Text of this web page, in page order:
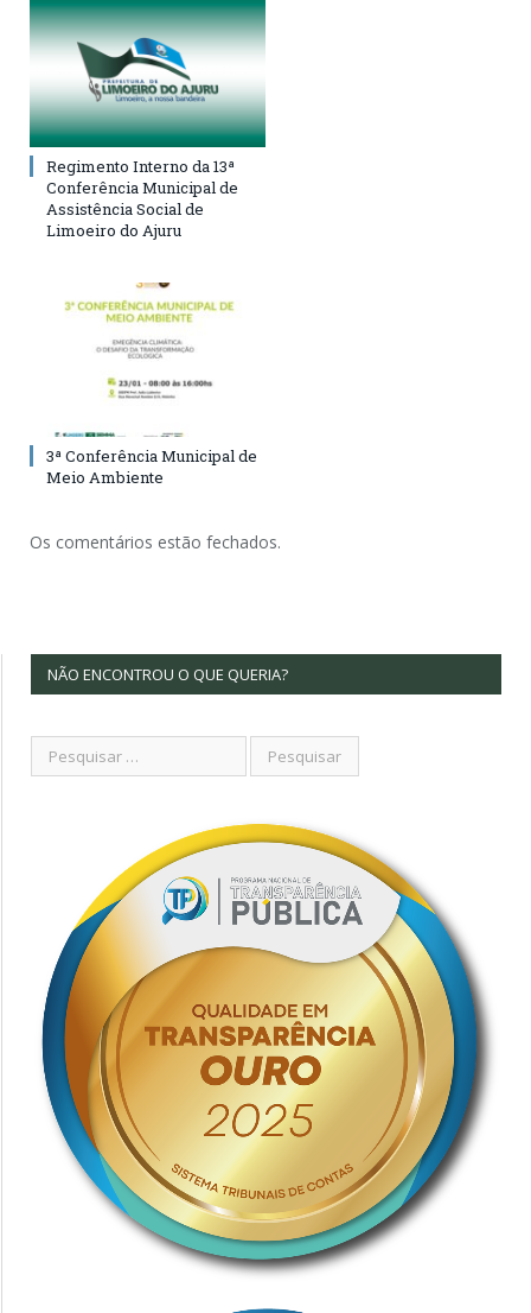
Regimento Interno da 13ª
Conferência Municipal de
Assistência Social de
Limoeiro do Ajuru
3ª Conferência Municipal de
Meio Ambiente
Os comentários estão fechados.
NÃO ENCONTROU O QUE QUERIA?